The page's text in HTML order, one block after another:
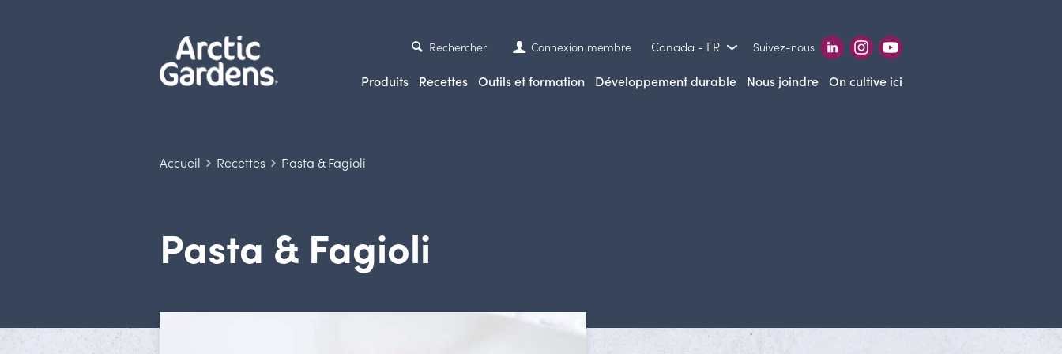
Rechercher Connexion membre Canada - FR Suivez-nous
Produits Recettes Outils et formation Développement durable Nous joindre On cultive ici
Accueil Recettes Pasta & Fagioli
Pasta & Fagioli